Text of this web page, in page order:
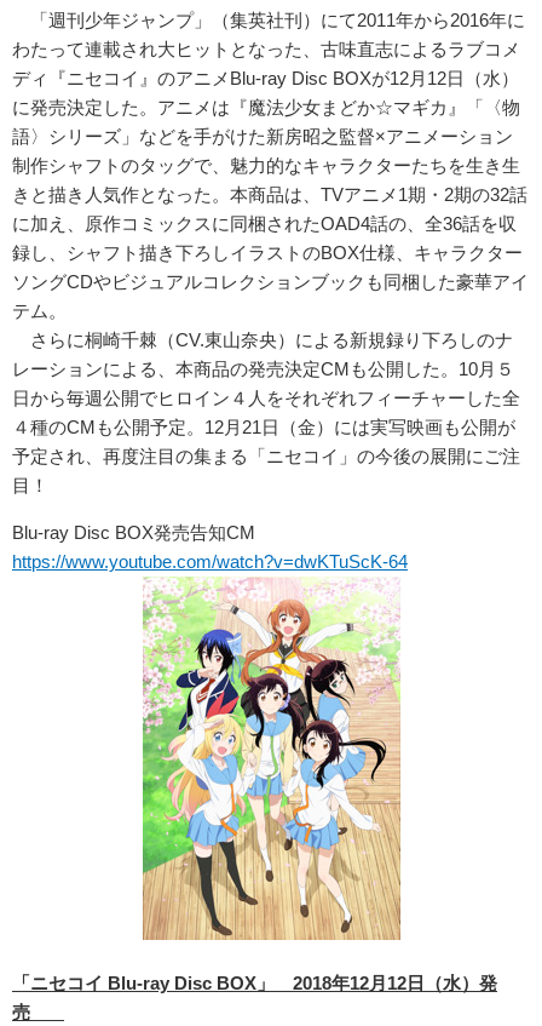
「週刊少年ジャンプ」（集英社刊）にて2011年から2016年に
わたって連載され大ヒットとなった、古味直志によるラブコメ
ディ『ニセコイ』のアニメBlu-ray Disc BOXが12月12日（水）
に発売決定した。アニメは『魔法少女まどか☆マギカ』「〈物
語〉シリーズ」などを手がけた新房昭之監督×アニメーション
制作シャフトのタッグで、魅力的なキャラクターたちを生き生
きと描き人気作となった。本商品は、TVアニメ1期・2期の32話
に加え、原作コミックスに同梱されたOAD4話の、全36話を収
録し、シャフト描き下ろしイラストのBOX仕様、キャラクター
ソングCDやビジュアルコレクションブックも同梱した豪華アイ
テム。
さらに桐崎千棘（CV.東山奈央）による新規録り下ろしのナ
レーションによる、本商品の発売決定CMも公開した。10月５
日から毎週公開でヒロイン４人をそれぞれフィーチャーした全
４種のCMも公開予定。12月21日（金）には実写映画も公開が
予定され、再度注目の集まる「ニセコイ」の今後の展開にご注
目！
Blu-ray Disc BOX発売告知CM
https://www.youtube.com/watch?v=dwKTuScK-64
「ニセコイ Blu-ray Disc BOX」 2018年12月12日（水）発
売